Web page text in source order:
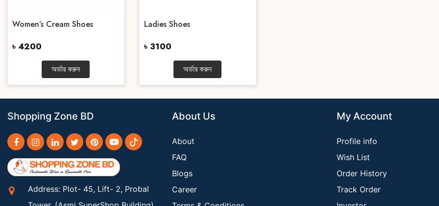
Women’s Cream Shoes
৳ 4200
অর্ডার করুন
Ladies Shoes
৳ 3100
অর্ডার করুন
Shopping Zone BD
Address: Plot- 45, Lift- 2, Probal
About Us
About
FAQ
Blogs
Career
My Account
Profile info
Wish List
Order History
Track Order